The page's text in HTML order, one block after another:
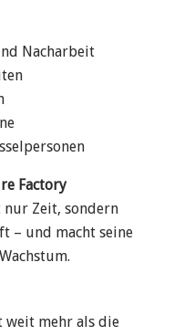
Nacharbeit
Factory
Zeit, sondern
– und macht seine
weit mehr als die